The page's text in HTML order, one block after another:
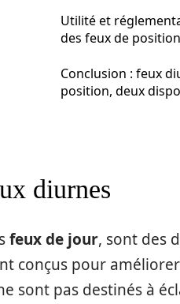
Utilité et
des feux de position
Conclusion : feux
position, deux
diurnes
feux de jour, sont des
conçus pour
sont pas destinés à